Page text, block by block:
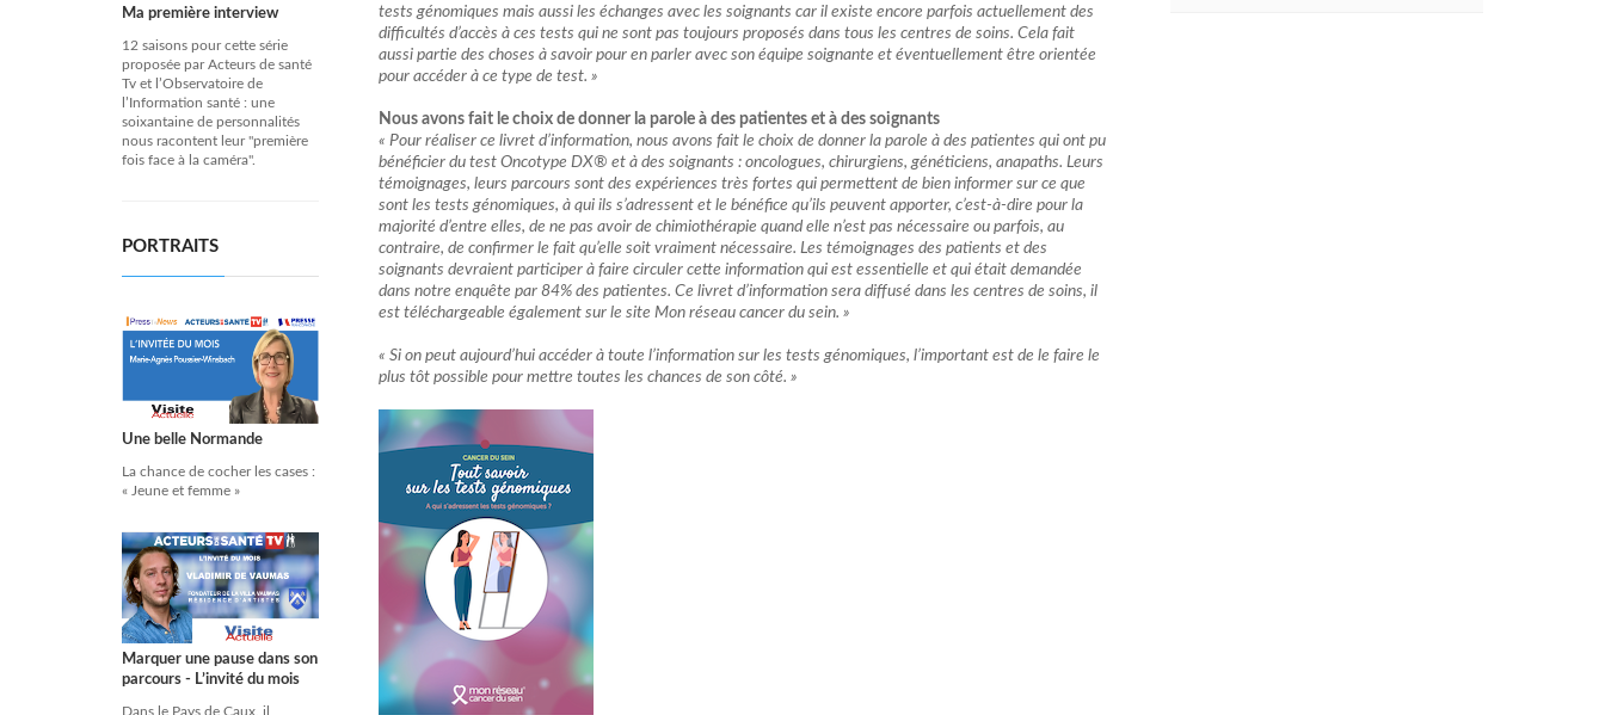
Ma première interview
12 saisons pour cette série
proposée par Acteurs de santé
Tv et l’Observatoire de
l’Information santé : une
soixantaine de personnalités
nous racontent leur "première
fois face à la caméra".
PORTRAITS
Une belle Normande
La chance de cocher les cases :
« Jeune et femme »
Marquer une pause dans son
parcours - L’invité du mois
Dans le Pays de Caux, il
tests génomiques mais aussi les échanges avec les soignants car il existe encore parfois actuellement des
difficultés d’accès à ces tests qui ne sont pas toujours proposés dans tous les centres de soins. Cela fait
aussi partie des choses à savoir pour en parler avec son équipe soignante et éventuellement être orientée
pour accéder à ce type de test. »
Nous avons fait le choix de donner la parole à des patientes et à des soignants
« Pour réaliser ce livret d’information, nous avons fait le choix de donner la parole à des patientes qui ont pu
bénéficier du test Oncotype DX® et à des soignants : oncologues, chirurgiens, généticiens, anapaths. Leurs
témoignages, leurs parcours sont des expériences très fortes qui permettent de bien informer sur ce que
sont les tests génomiques, à qui ils s’adressent et le bénéfice qu’ils peuvent apporter, c’est-à-dire pour la
majorité d’entre elles, de ne pas avoir de chimiothérapie quand elle n’est pas nécessaire ou parfois, au
contraire, de confirmer le fait qu’elle soit vraiment nécessaire. Les témoignages des patients et des
soignants devraient participer à faire circuler cette information qui est essentielle et qui était demandée
dans notre enquête par 84% des patientes. Ce livret d’information sera diffusé dans les centres de soins, il
est téléchargeable également sur le site Mon réseau cancer du sein. »
« Si on peut aujourd’hui accéder à toute l’information sur les tests génomiques, l’important est de le faire le
plus tôt possible pour mettre toutes les chances de son côté. »